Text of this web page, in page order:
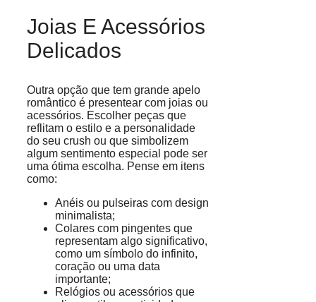
Joias E Acessórios
Delicados
Outra opção que tem grande apelo
romântico é presentear com joias ou
acessórios. Escolher peças que
reflitam o estilo e a personalidade
do seu crush ou que simbolizem
algum sentimento especial pode ser
uma ótima escolha. Pense em itens
como:
Anéis ou pulseiras com design
minimalista;
Colares com pingentes que
representam algo significativo,
como um símbolo do infinito,
coração ou uma data
importante;
Relógios ou acessórios que